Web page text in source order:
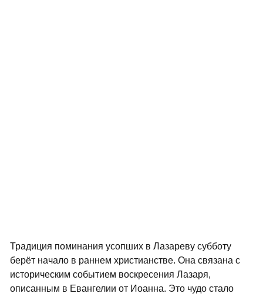
Традиция поминания усопших в Лазареву субботу
берёт начало в раннем христианстве. Она связана с
историческим событием воскресения Лазаря,
описанным в Евангелии от Иоанна. Это чудо стало